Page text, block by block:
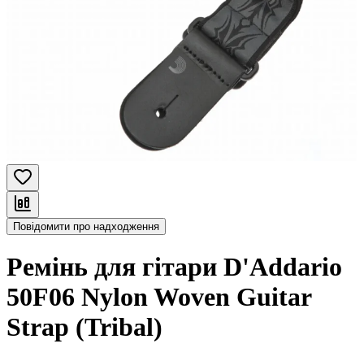
Повідомити про надходження
Ремінь для гітари D'Addario
50F06 Nylon Woven Guitar
Strap (Tribal)